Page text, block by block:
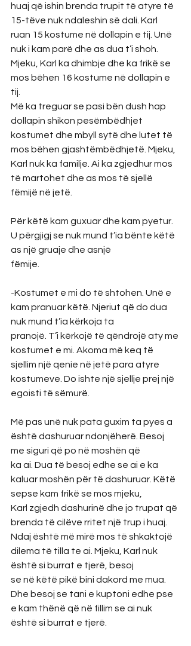
huaj që ishin brenda trupit të atyre të
15-tëve nuk ndaleshin së dali. Karl
ruan 15 kostume në dollapin e tij. Unë
nuk i kam parë dhe as dua t’i shoh.
Mjeku, Karl ka dhimbje dhe ka frikë se
mos bëhen 16 kostume në dollapin e
tij.
Më ka treguar se pasi bën dush hap
dollapin shikon pesëmbëdhjet
kostumet dhe mbyll sytë dhe lutet të
mos bëhen gjashtëmbëdhjetë. Mjeku,
Karl nuk ka familje. Ai ka zgjedhur mos
të martohet dhe as mos të sjellë
fëmijë në jetë.
Për këtë kam guxuar dhe kam pyetur.
U përgjigj se nuk mund t’ia bënte këtë
as një gruaje dhe asnjë
fëmije.
-Kostumet e mi do të shtohen. Unë e
kam pranuar këtë. Njeriut që do dua
nuk mund t’ia kërkoja ta
pranojë. T’i kërkojë të qëndrojë aty me
kostumet e mi. Akoma më keq të
sjellim një qenie në jetë para atyre
kostumeve. Do ishte një sjellje prej një
egoisti të sëmurë.
Më pas unë nuk pata guxim ta pyes a
është dashuruar ndonjëherë. Besoj
me siguri që po në moshën që
ka ai. Dua të besoj edhe se ai e ka
kaluar moshën për të dashuruar. Këtë
sepse kam frikë se mos mjeku,
Karl zgjedh dashurinë dhe jo trupat që
brenda të cilëve rritet një trup i huaj.
Ndaj është më mirë mos të shkaktojë
dilema të tilla te ai. Mjeku, Karl nuk
është si burrat e tjerë, besoj
se në këtë pikë bini dakord me mua.
Dhe besoj se tani e kuptoni edhe pse
e kam thënë që në fillim se ai nuk
është si burrat e tjerë.